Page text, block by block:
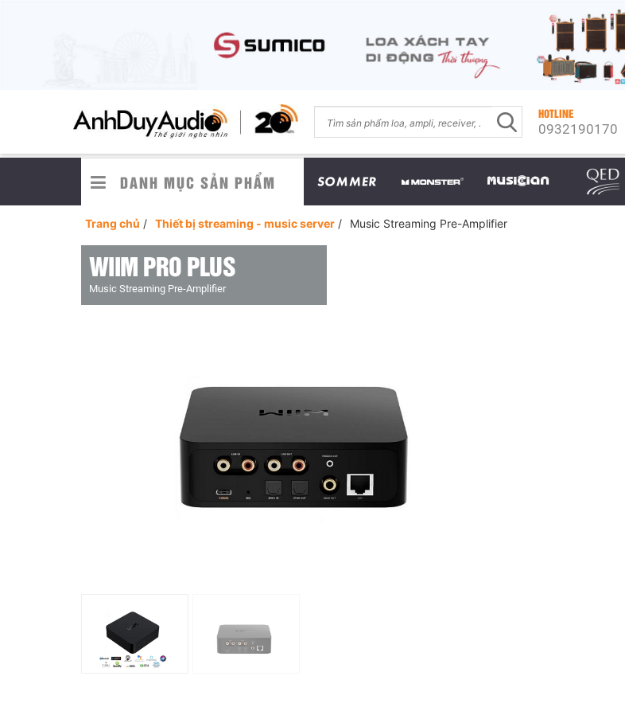
HOTLINE
0932190170
DANH MỤC SẢN PHẨM
Trang chủ / Thiết bị streaming - music server / Music Streaming Pre-Amplifier
WIIM PRO PLUS
Music Streaming Pre-Amplifier